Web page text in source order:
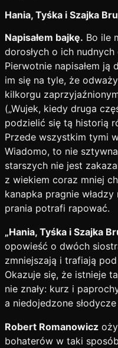
Hania, Tyśka i Szajka
Napisałem bajkę. Bo ile
dorosłych o ich
Pierwotnie napisałem ją
im się na tyle, że
kilkorgu
(„Wujek, kiedy druga
podzielić się tą historią
Przede wszystkim tymi
Wiadomo, to nie
starszych nie jest
z wiekiem coraz mniej
kanapka pragnie
prania potrafi rapować.
„Hania, Tyśka i Szajka
opowieść o dwóch
zmniejszają i trafiają
Okazuje się, że istnieje
nie znały: kurz i
a niedojedzone
Robert Romanowicz
bohaterów w taki